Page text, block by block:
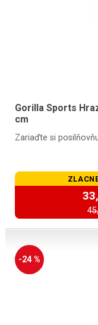
Gorilla Sports
cm
Zariaďte si
-24 %